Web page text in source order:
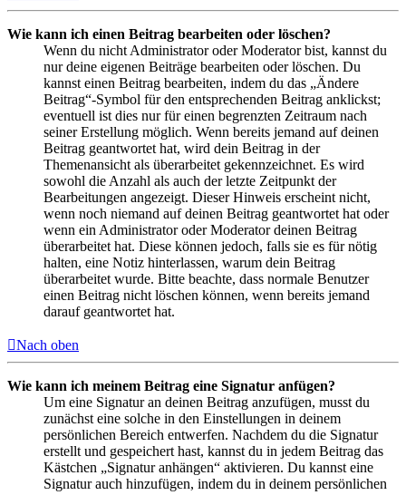
Wie kann ich einen Beitrag bearbeiten oder löschen?
Wenn du nicht Administrator oder Moderator bist, kannst du
nur deine eigenen Beiträge bearbeiten oder löschen. Du
kannst einen Beitrag bearbeiten, indem du das „Ändere
Beitrag“-Symbol für den entsprechenden Beitrag anklickst;
eventuell ist dies nur für einen begrenzten Zeitraum nach
seiner Erstellung möglich. Wenn bereits jemand auf deinen
Beitrag geantwortet hat, wird dein Beitrag in der
Themenansicht als überarbeitet gekennzeichnet. Es wird
sowohl die Anzahl als auch der letzte Zeitpunkt der
Bearbeitungen angezeigt. Dieser Hinweis erscheint nicht,
wenn noch niemand auf deinen Beitrag geantwortet hat oder
wenn ein Administrator oder Moderator deinen Beitrag
überarbeitet hat. Diese können jedoch, falls sie es für nötig
halten, eine Notiz hinterlassen, warum dein Beitrag
überarbeitet wurde. Bitte beachte, dass normale Benutzer
einen Beitrag nicht löschen können, wenn bereits jemand
darauf geantwortet hat.
Nach oben
Wie kann ich meinem Beitrag eine Signatur anfügen?
Um eine Signatur an deinen Beitrag anzufügen, musst du
zunächst eine solche in den Einstellungen in deinem
persönlichen Bereich entwerfen. Nachdem du die Signatur
erstellt und gespeichert hast, kannst du in jedem Beitrag das
Kästchen „Signatur anhängen“ aktivieren. Du kannst eine
Signatur auch hinzufügen, indem du in deinem persönlichen